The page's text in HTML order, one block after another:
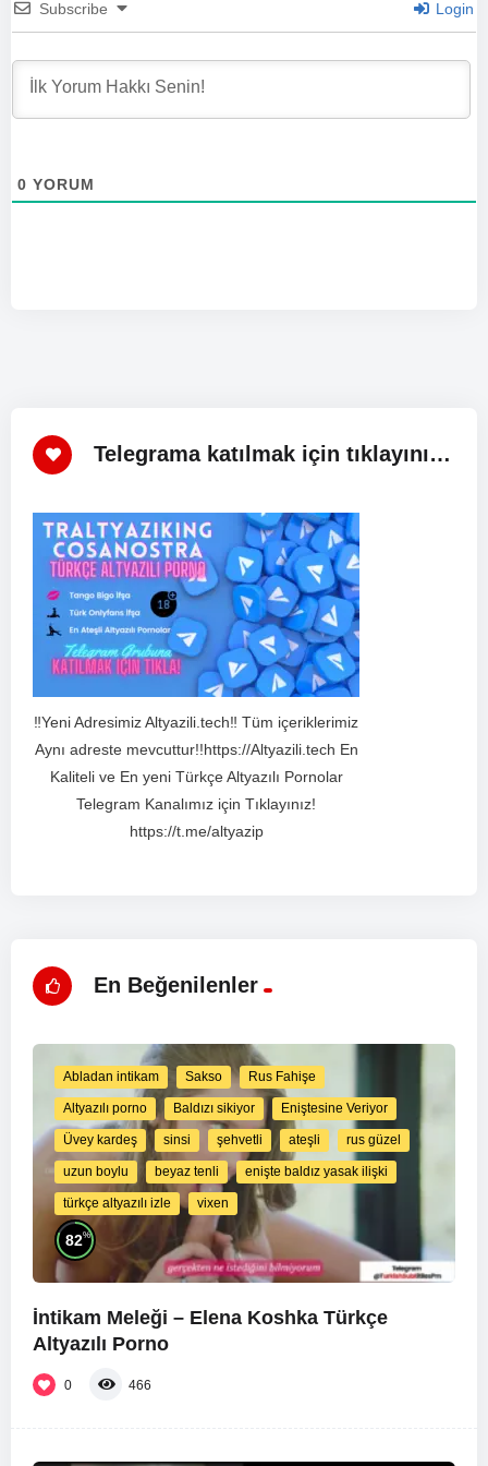
4: Sarışın orospu – Sarışın jartiyerli gelinin, düğün gününde
damadını aldatmak için yaptıkları herkesi şoke etti. Daha
fazla ayrıntı içinCosaNostra – Traltyazıking Türkçe Altyazılı
5: Yetişkin içerik – Bu olayı anlatan hikaye, sarışın jartiyerli
Subscribe Login
0 YORUM
Telegrama katılmak için tıklayınız!
‼️Yeni Adresimiz Altyazili.tech‼️ Tüm içeriklerimiz
Aynı adreste mevcuttur!!https://Altyazili.tech En
Kaliteli ve En yeni Türkçe Altyazılı Pornolar
Telegram Kanalımız için Tıklayınız!
https://t.me/altyazip
En Beğenilenler
Abladan intikam Sakso Rus Fahişe
Altyazılı porno Baldızı sikiyor Eniştesine Veriyor
Üvey kardeş sinsi şehvetli ateşli rus güzel
uzun boylu beyaz tenli enişte baldız yasak ilişki
türkçe altyazılı izle vixen
82%
İntikam Meleği – Elena Koshka Türkçe
Altyazılı Porno
0 466